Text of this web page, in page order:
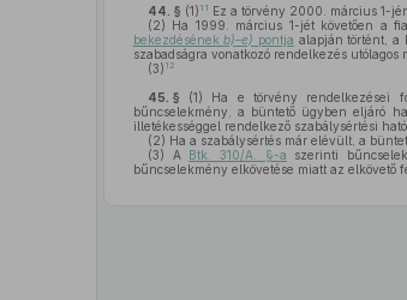
44. § (1) 11 Ez a törvény 2000. március 1-
(2) Ha 1999. március 1-jét követően a
bekezdésénekb)–e) pontja alapján történt, a
szabadságra vonatkozó rendelkezés
(3) 12
45. § (1) Ha e törvény rendelkezései
bűncselekmény, a büntető ügyben eljáró
illetékességgel rendelkező szabálysértési
(2) Ha a szabálysértés már elévült, a
(3) A Btk. 310/A. §-a szerinti
bűncselekmény elkövetése miatt az elkövető